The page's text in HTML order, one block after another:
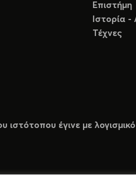
Επιστήμη
Ιστορία -
Τέχνες
ιστότοπου έγινε με